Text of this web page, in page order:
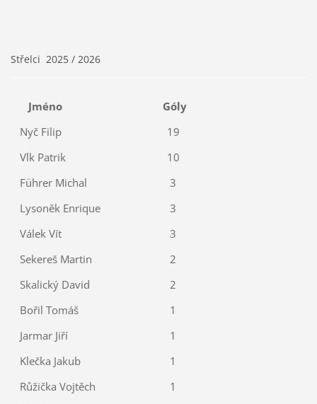
Střelci 2025 / 2026
Jméno
Góly
Nyč Filip
19
Vlk Patrik
10
Führer Michal
3
Lysoněk Enrique
3
Válek Vít
3
Sekereš Martin
2
Skalický David
2
Bořil Tomáš
1
Jarmar Jiří
1
Klečka Jakub
1
Růžička Vojtěch
1